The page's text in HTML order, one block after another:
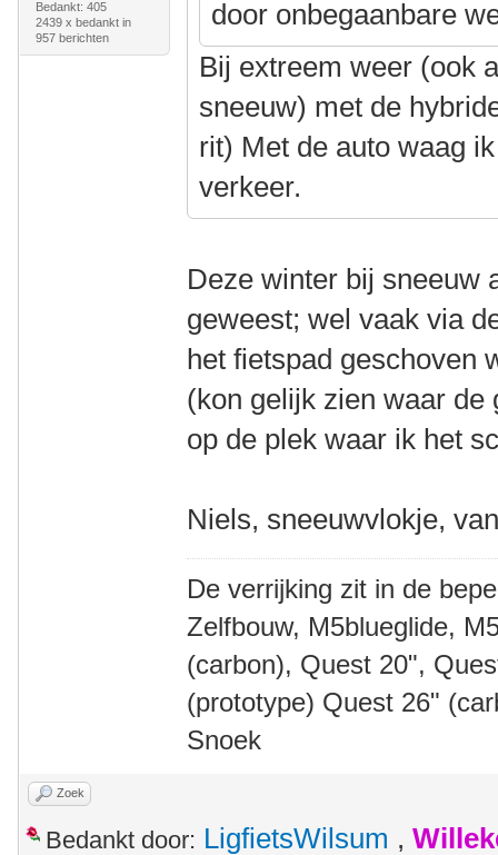
Bedankt: 405
2439 x bedankt in
957 berichten
door onbegaanbare
Bij extreem weer (ook
sneeuw) met de
rit) Met de auto waag
verkeer.
Deze winter bij sneeuw
geweest; wel vaak via
het fietspad geschoven
(kon gelijk zien waar
op de plek waar ik het
Niels, sneeuwvlokje,
De verrijking zit in de
Zelfbouw, M5blueglide,
(carbon), Quest 20",
(prototype) Quest 26"
Snoek
Zoek
Bedankt door: LigfietsWilsum ,